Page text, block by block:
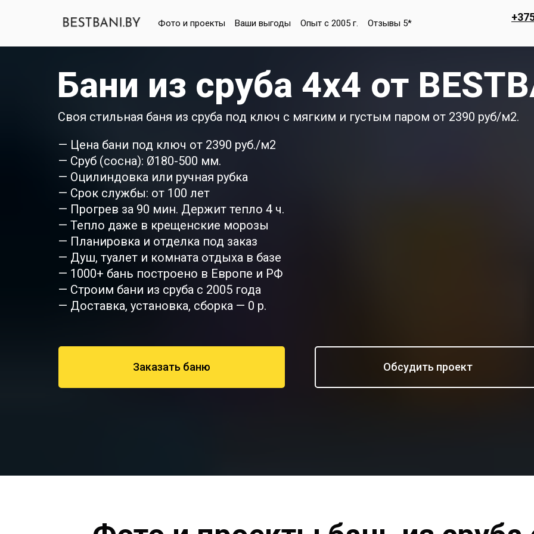
Фото и проекты Ваши выгоды Опыт с 2005 г. Отзывы 5*
Обсудить проект
— Цена бани под ключ от 2390 руб./м2
— Сруб (сосна): Ø180-500 мм.
— Оцилиндовка или ручная рубка
— Срок службы: от 100 лет
— Прогрев за 90 мин. Держит тепло 4 ч.
— Тепло даже в крещенские морозы
— Планировка и отделка под заказ
— Душ, туалет и комната отдыха в базе
— 1000+ бань построено в Европе и РФ
— Строим бани из сруба с 2005 года
— Доставка, установка, сборка — 0 р.
Заказать баню
Своя стильная баня из сруба под ключ с мягким и густым паром от 2390 руб/м2.
Бани из сруба 4х4 от